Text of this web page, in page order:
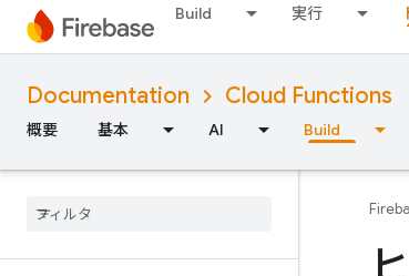
Build 実行
Documentation Cloud Functions
概要 基本 AI Build